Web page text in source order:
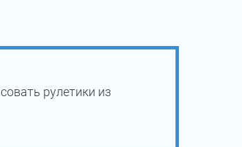
рулетики из